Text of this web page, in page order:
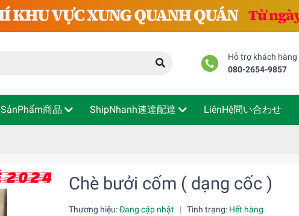
Hỗ trợ khách hàng
080-2654-9857
SảnPhẩm商品 ShipNhanh速達配達 LiênHệ問い合わせ
Chè bưởi cốm ( dạng cốc )
Thương hiệu:Đang cập nhật | Tình trạng: Hết hàng